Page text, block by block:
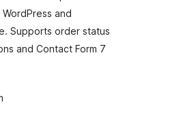
and
Supports order status
and Contact Form 7